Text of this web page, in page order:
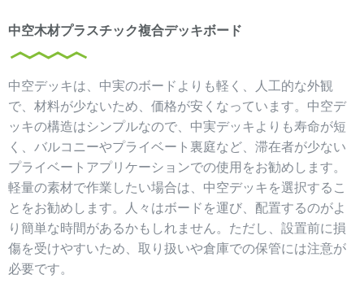
中空木材プラスチック複合デッキボード
中空デッキは、中実のボードよりも軽く、人工的な外観
で、材料が少ないため、価格が安くなっています。中空デ
ッキの構造はシンプルなので、中実デッキよりも寿命が短
く、バルコニーやプライベート裏庭など、滞在者が少ない
プライベートアプリケーションでの使用をお勧めします。
軽量の素材で作業したい場合は、中空デッキを選択するこ
とをお勧めします。人々はボードを運び、配置するのがよ
り簡単な時間があるかもしれません。ただし、設置前に損
傷を受けやすいため、取り扱いや倉庫での保管には注意が
必要です。